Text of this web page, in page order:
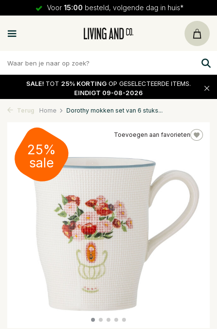
Voor 15:00 besteld, volgende dag in huis*
SALE! TOT 25% KORTING OP GESELECTEERDE ITEMS.
EINDIGT 09-08-2026
Terug Home Dorothy mokken set van 6 stuks...
Toevoegen aan favorieten
25%
sale